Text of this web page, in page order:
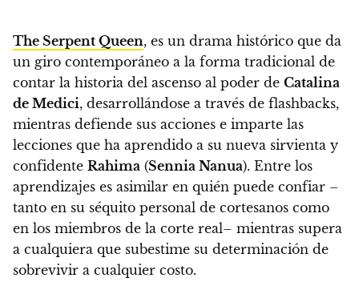
The Serpent Queen, es un drama histórico que da
un giro contemporáneo a la forma tradicional de
contar la historia del ascenso al poder de Catalina
de Medici, desarrollándose a través de flashbacks,
mientras defiende sus acciones e imparte las
lecciones que ha aprendido a su nueva sirvienta y
confidente Rahima (Sennia Nanua). Entre los
aprendizajes es asimilar en quién puede confiar –
tanto en su séquito personal de cortesanos como
en los miembros de la corte real– mientras supera
a cualquiera que subestime su determinación de
sobrevivir a cualquier costo.